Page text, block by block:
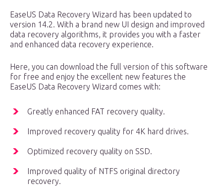
EaseUS Data Recovery Wizard has been updated to
version 14.2. With a brand new UI design and improved
data recovery algorithms, it provides you with a faster
and enhanced data recovery experience.
Here, you can download the full version of this software
for free and enjoy the excellent new features the
EaseUS Data Recovery Wizard comes with:
Greatly enhanced FAT recovery quality.
Improved recovery quality for 4K hard drives.
Optimized recovery quality on SSD.
Improved quality of NTFS original directory
recovery.